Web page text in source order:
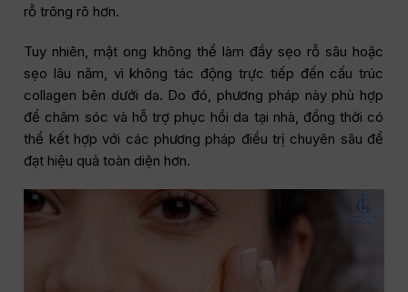
rỗ trông rõ hơn.
Tuy nhiên, mật ong không thể làm đầy sẹo rỗ sâu hoặc
sẹo lâu năm, vì không tác động trực tiếp đến cấu trúc
collagen bên dưới da. Do đó, phương pháp này phù hợp
để chăm sóc và hỗ trợ phục hồi da tại nhà, đồng thời có
thể kết hợp với các phương pháp điều trị chuyên sâu để
đạt hiệu quả toàn diện hơn.